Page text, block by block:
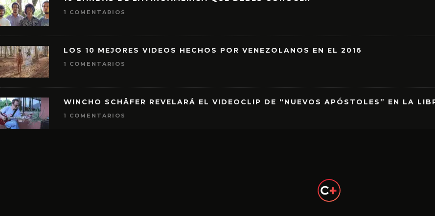
1 COMENTARIOS
LOS 10 MEJORES VIDEOS HECHOS POR VENEZOLANOS EN EL 2016
1 COMENTARIOS
WINCHO SCHÄFER REVELARÁ EL VIDEOCLIP DE “NUEVOS APÓSTOLES” EN LA
1 COMENTARIOS